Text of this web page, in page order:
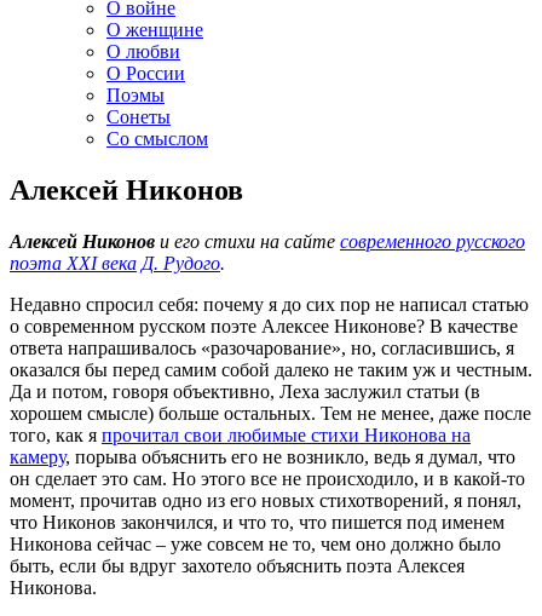
О войне
О женщине
О любви
О России
Поэмы
Сонеты
Со смыслом
Алексей Никонов
Алексей Никонов и его стихи на сайте современного русского
поэта XXI века Д. Рудого.
Недавно спросил себя: почему я до сих пор не написал статью
о современном русском поэте Алексее Никонове? В качестве
ответа напрашивалось «разочарование», но, согласившись, я
оказался бы перед самим собой далеко не таким уж и честным.
Да и потом, говоря объективно, Леха заслужил статьи (в
хорошем смысле) больше остальных. Тем не менее, даже после
того, как я прочитал свои любимые стихи Никонова на
камеру, порыва объяснить его не возникло, ведь я думал, что
он сделает это сам. Но этого все не происходило, и в какой-то
момент, прочитав одно из его новых стихотворений, я понял,
что Никонов закончился, и что то, что пишется под именем
Никонова сейчас – уже совсем не то, чем оно должно было
быть, если бы вдруг захотело объяснить поэта Алексея
Никонова.